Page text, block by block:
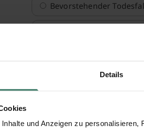
Details
und Anzeigen zu
Bevorstehender